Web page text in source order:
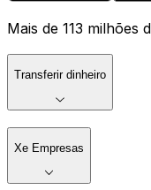
Mais de 113 milhões
Transferir dinheiro
Xe Empresas